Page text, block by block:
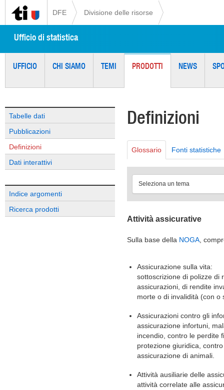
DFE Divisione delle risorse
Ufficio di statistica
UFFICIO CHI SIAMO TEMI PRODOTTI NEWS
Tabelle dati
Pubblicazioni
Definizioni
Dati interattivi
Indice argomenti
Ricerca prodotti
Definizioni
Glossario Fonti statistiche
Seleziona un tema
Attività assicurative
Sulla base della NOGA ,
Assicurazione sulla vita:
sottoscrizione di polizze di
assicurazioni, di rendite
morte o di invalidità (con o
Assicurazioni contro gli
assicurazione infortuni,
incendio, contro le perdite
protezione giuridica,
assicurazione di animali.
Attività ausiliarie delle
attività correlate alle